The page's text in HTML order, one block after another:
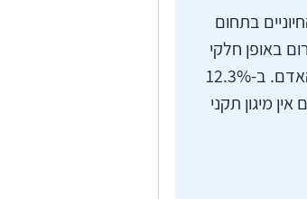
בתחום
באופן חלקי
בלבד בתחום כוח האדם. ב-12.3%
מיגון תקני